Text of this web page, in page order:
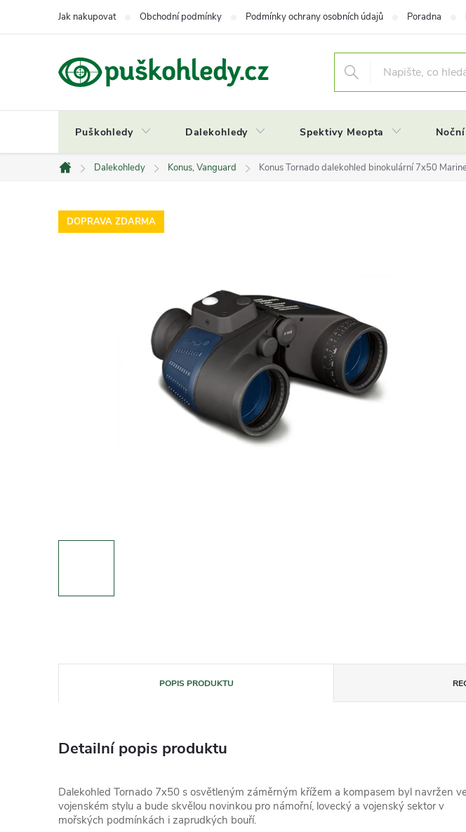
Jak nakupovat Obchodní podmínky Podmínky ochrany osobních údajů Poradna
Puškohledy Dalekohledy Spektivy Meopta
Domů
Dalekohledy Konus, Vanguard Konus Tornado dalekohled binokulární 7x50
DOPRAVA ZDARMA
POPIS PRODUKTU
Detailní popis produktu
Dalekohled Tornado 7x50 s osvětleným záměrným křížem a kompasem byl navržen
vojenském stylu a bude skvělou novinkou pro námořní, lovecký a vojenský sektor v
mořských podmínkách i zaprudkých bouří.